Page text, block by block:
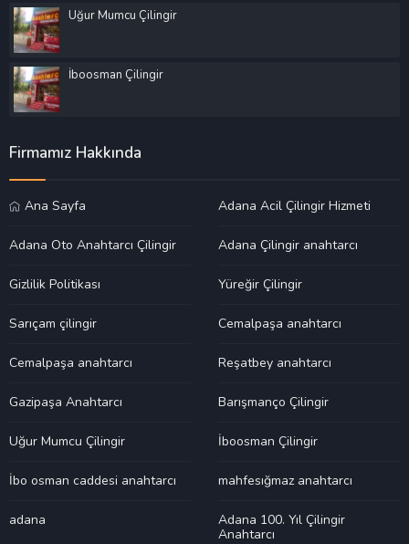
Uğur Mumcu Çilingir
İboosman Çilingir
Firmamız Hakkında
Ana Sayfa Adana Acil Çilingir Hizmeti
Adana Oto Anahtarcı Çilingir Adana Çilingir anahtarcı
Gizlilik Politikası Yüreğir Çilingir
Sarıçam çilingir Cemalpaşa anahtarcı
Cemalpaşa anahtarcı Reşatbey anahtarcı
Gazipaşa Anahtarcı Barışmanço Çilingir
Uğur Mumcu Çilingir İboosman Çilingir
İbo osman caddesi anahtarcı mahfesığmaz anahtarcı
adana
Adana 100. Yıl Çilingir
Anahtarcı